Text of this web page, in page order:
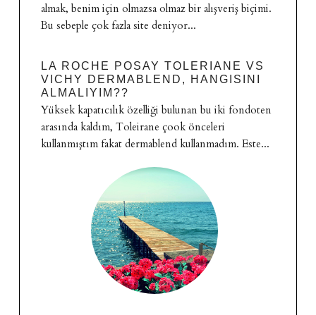
almak, benim için olmazsa olmaz bir alışveriş biçimi.
Bu sebeple çok fazla site deniyor...
LA ROCHE POSAY TOLERIANE VS
VICHY DERMABLEND, HANGISINI
ALMALIYIM??
Yüksek kapatıcılık özelliği bulunan bu iki fondoten
arasında kaldım, Toleirane çook önceleri
kullanmıştım fakat dermablend kullanmadım. Este...